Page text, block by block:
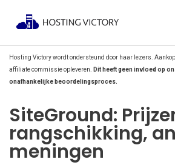
Hosting Victory wordt ondersteund door haar lezers.
affiliate commissie opleveren.
Dit heeft geen invloed op
onafhankelijke beoordelingsproces.
SiteGround:
rangschikking,
meningen